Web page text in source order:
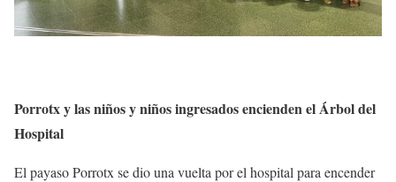
Porrotx y las niños y niños ingresados encienden el Árbol del
Hospital
El payaso Porrotx se dio una vuelta por el hospital para encender